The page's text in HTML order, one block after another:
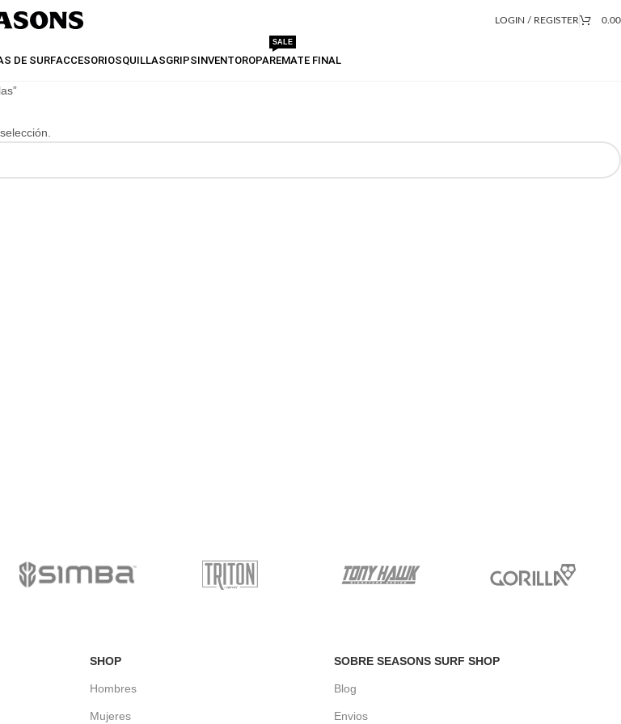
LOGIN / REGISTER
DE SURFACCESORIOSQUILLASGRIPSINVENTOROPAREMATE FINAL
SALE
SHOP
Hombres
Mujeres
SOBRE SEASONS SURF SHOP
Blog
Envios